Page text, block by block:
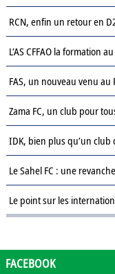
RCN, enfin un retour en
L’AS CFFAO la formation
FAS, un nouveau venu au
Zama FC, un club pour
IDK, bien plus qu’un club
Le Sahel FC : une
Le point sur les
Présentation des clubs de
FACEBOOK